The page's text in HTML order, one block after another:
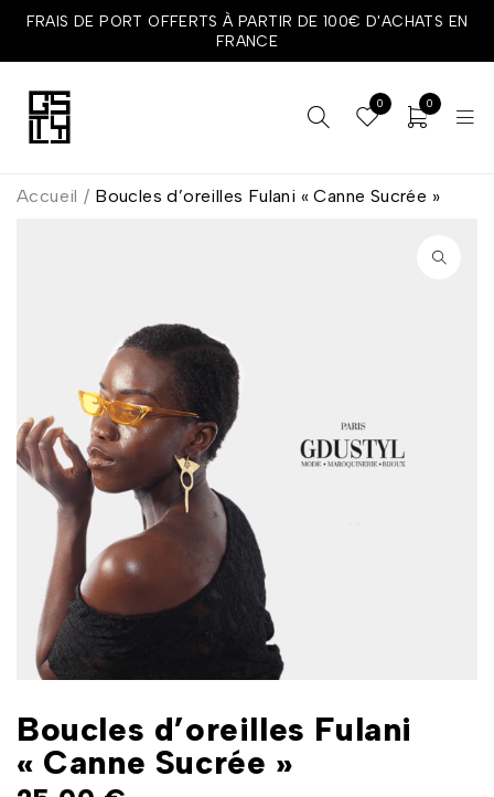
FRAIS DE PORT OFFERTS À PARTIR DE 100€ D'ACHATS EN
FRANCE
0 0
Accueil / Boucles d’oreilles Fulani « Canne Sucrée »
Boucles d’oreilles Fulani
« Canne Sucrée »